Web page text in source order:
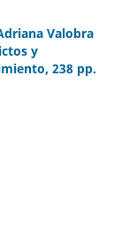
Valobra
y
238 pp.